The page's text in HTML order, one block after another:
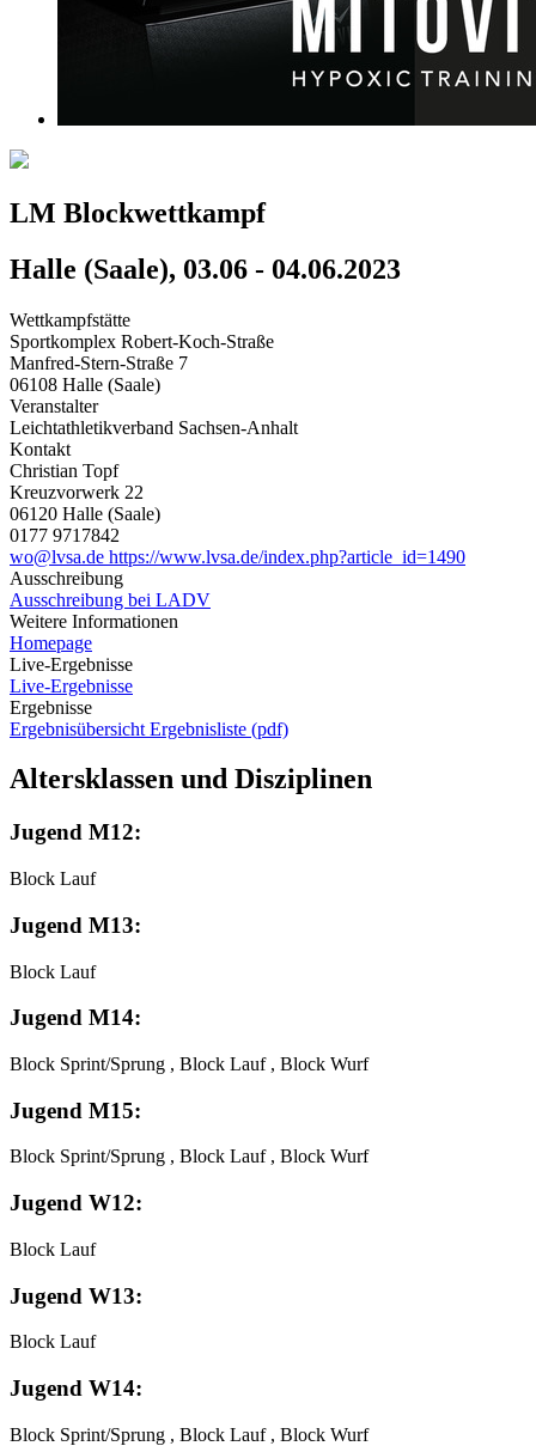
LM Blockwettkampf
Halle (Saale), 03.06 - 04.06.2023
Wettkampfstätte
Sportkomplex Robert-Koch-Straße
Manfred-Stern-Straße 7
06108 Halle (Saale)
Veranstalter
Leichtathletikverband Sachsen-Anhalt
Kontakt
Christian Topf
Kreuzvorwerk 22
06120 Halle (Saale)
0177 9717842
wo@lvsa.de https://www.lvsa.de/index.php?article_id=1490
Ausschreibung
Ausschreibung bei LADV
Weitere Informationen
Homepage
Live-Ergebnisse
Live-Ergebnisse
Ergebnisse
Ergebnisübersicht Ergebnisliste (pdf)
Altersklassen und Disziplinen
Jugend M12:
Block Lauf
Jugend M13:
Block Lauf
Jugend M14:
Block Sprint/Sprung , Block Lauf , Block Wurf
Jugend M15:
Block Sprint/Sprung , Block Lauf , Block Wurf
Jugend W12:
Block Lauf
Jugend W13:
Block Lauf
Jugend W14:
Block Sprint/Sprung , Block Lauf , Block Wurf